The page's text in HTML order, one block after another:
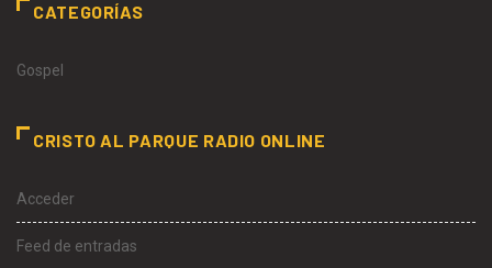
CATEGORÍAS
Gospel
CRISTO AL PARQUE RADIO ONLINE
Acceder
Feed de entradas